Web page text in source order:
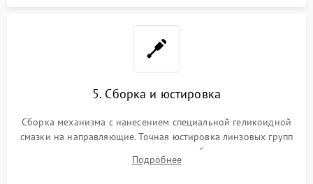
5. Сборка и юстировка
Сборка механизма с нанесением специальной геликоидной
смазки на направляющие. Точная юстировка линзовых групп
программным или механическим способом для устранения
бэк
Подробнее